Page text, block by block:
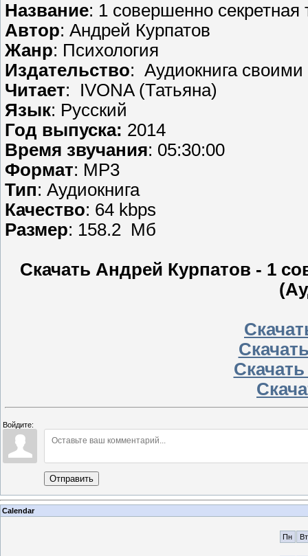
Название: 1 совершенно секретная
Автор: Андрей Курпатов
Жанр: Психология
Издательство: Аудиокнига
Читает: IVONA (Татьяна)
Язык: Русский
Год выпуска: 2014
Время звучания: 05:30:00
Формат: МР3
Тип: Аудиокнига
Качество: 64 kbps
Размер: 158.2 Мб
Скачать Андрей Курпатов - 1
Войдите:
Отправить
Calendar
Пн Вт